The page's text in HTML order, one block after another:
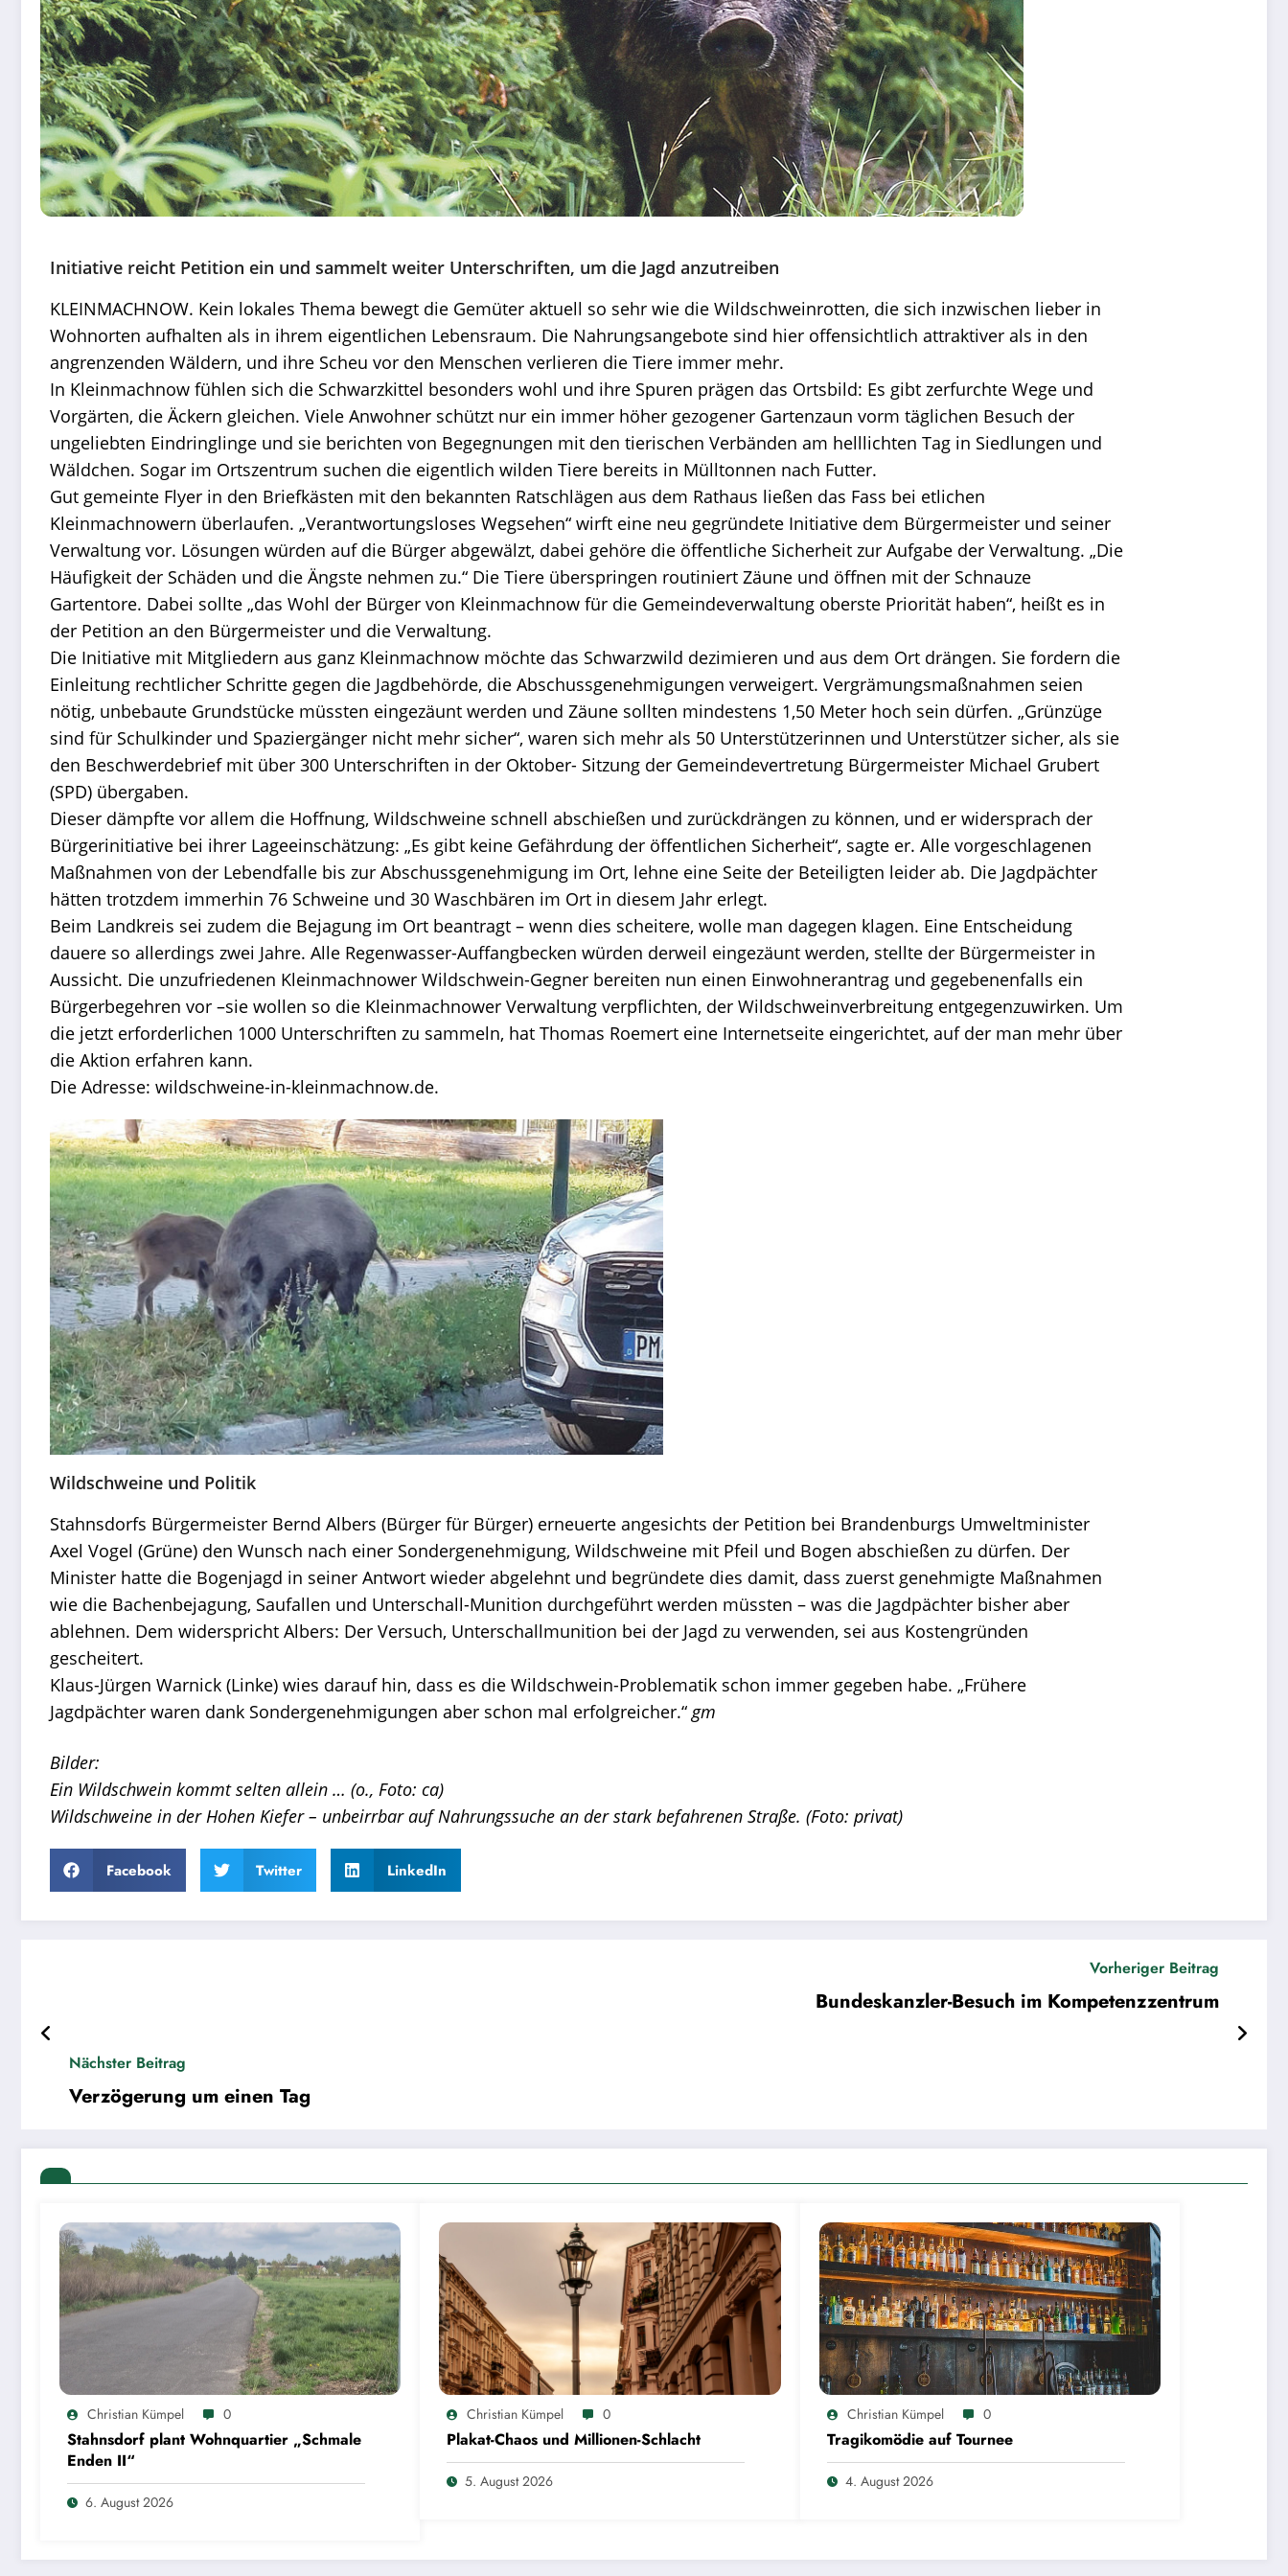
Initiative reicht Petition ein und sammelt weiter Unterschriften, um die Jagd anzutreiben
KLEINMACHNOW. Kein lokales Thema bewegt die Gemüter aktuell so sehr wie die Wildschweinrotten, die sich inzwischen lieber in
Wohnorten aufhalten als in ihrem eigentlichen Lebensraum. Die Nahrungsangebote sind hier offensichtlich attraktiver als in den
angrenzenden Wäldern, und ihre Scheu vor den Menschen verlieren die Tiere immer mehr.
In Kleinmachnow fühlen sich die Schwarzkittel besonders wohl und ihre Spuren prägen das Ortsbild: Es gibt zerfurchte Wege und
Vorgärten, die Äckern gleichen. Viele Anwohner schützt nur ein immer höher gezogener Gartenzaun vorm täglichen Besuch der
ungeliebten Eindringlinge und sie berichten von Begegnungen mit den tierischen Verbänden am helllichten Tag in Siedlungen und
Wäldchen. Sogar im Ortszentrum suchen die eigentlich wilden Tiere bereits in Mülltonnen nach Futter.
Gut gemeinte Flyer in den Briefkästen mit den bekannten Ratschlägen aus dem Rathaus ließen das Fass bei etlichen
Kleinmachnowern überlaufen. „Verantwortungsloses Wegsehen“ wirft eine neu gegründete Initiative dem Bürgermeister und seiner
Verwaltung vor. Lösungen würden auf die Bürger abgewälzt, dabei gehöre die öffentliche Sicherheit zur Aufgabe der Verwaltung. „Die
Häufigkeit der Schäden und die Ängste nehmen zu.“ Die Tiere überspringen routiniert Zäune und öffnen mit der Schnauze
Gartentore. Dabei sollte „das Wohl der Bürger von Kleinmachnow für die Gemeindeverwaltung oberste Priorität haben“, heißt es in
der Petition an den Bürgermeister und die Verwaltung.
Die Initiative mit Mitgliedern aus ganz Kleinmachnow möchte das Schwarzwild dezimieren und aus dem Ort drängen. Sie fordern die
Einleitung rechtlicher Schritte gegen die Jagdbehörde, die Abschussgenehmigungen verweigert. Vergrämungsmaßnahmen seien
nötig, unbebaute Grundstücke müssten eingezäunt werden und Zäune sollten mindestens 1,50 Meter hoch sein dürfen. „Grünzüge
sind für Schulkinder und Spaziergänger nicht mehr sicher“, waren sich mehr als 50 Unterstützerinnen und Unterstützer sicher, als sie
den Beschwerdebrief mit über 300 Unterschriften in der Oktober- Sitzung der Gemeindevertretung Bürgermeister Michael Grubert
(SPD) übergaben.
Dieser dämpfte vor allem die Hoffnung, Wildschweine schnell abschießen und zurückdrängen zu können, und er widersprach der
Bürgerinitiative bei ihrer Lageeinschätzung: „Es gibt keine Gefährdung der öffentlichen Sicherheit“, sagte er. Alle vorgeschlagenen
Maßnahmen von der Lebendfalle bis zur Abschussgenehmigung im Ort, lehne eine Seite der Beteiligten leider ab. Die Jagdpächter
hätten trotzdem immerhin 76 Schweine und 30 Waschbären im Ort in diesem Jahr erlegt.
Beim Landkreis sei zudem die Bejagung im Ort beantragt – wenn dies scheitere, wolle man dagegen klagen. Eine Entscheidung
dauere so allerdings zwei Jahre. Alle Regenwasser-Auffangbecken würden derweil eingezäunt werden, stellte der Bürgermeister in
Aussicht. Die unzufriedenen Kleinmachnower Wildschwein-Gegner bereiten nun einen Einwohnerantrag und gegebenenfalls ein
Bürgerbegehren vor –sie wollen so die Kleinmachnower Verwaltung verpflichten, der Wildschweinverbreitung entgegenzuwirken. Um
die jetzt erforderlichen 1000 Unterschriften zu sammeln, hat Thomas Roemert eine Internetseite eingerichtet, auf der man mehr über
die Aktion erfahren kann.
Die Adresse: wildschweine-in-kleinmachnow.de.
Wildschweine und Politik
Stahnsdorfs Bürgermeister Bernd Albers (Bürger für Bürger) erneuerte angesichts der Petition bei Brandenburgs Umweltminister
Axel Vogel (Grüne) den Wunsch nach einer Sondergenehmigung, Wildschweine mit Pfeil und Bogen abschießen zu dürfen. Der
Minister hatte die Bogenjagd in seiner Antwort wieder abgelehnt und begründete dies damit, dass zuerst genehmigte Maßnahmen
wie die Bachenbejagung, Saufallen und Unterschall-Munition durchgeführt werden müssten – was die Jagdpächter bisher aber
ablehnen. Dem widerspricht Albers: Der Versuch, Unterschallmunition bei der Jagd zu verwenden, sei aus Kostengründen
gescheitert.
Klaus-Jürgen Warnick (Linke) wies darauf hin, dass es die Wildschwein-Problematik schon immer gegeben habe. „Frühere
Jagdpächter waren dank Sondergenehmigungen aber schon mal erfolgreicher.“gm
Bilder:
Ein Wildschwein kommt selten allein … (o., Foto: ca)
Wildschweine in der Hohen Kiefer – unbeirrbar auf Nahrungssuche an der stark befahrenen Straße. (Foto: privat)
Facebook Twitter LinkedIn
Vorheriger Beitrag
Bundeskanzler-Besuch im Kompetenzzentrum
Nächster Beitrag
Verzögerung um einen Tag
Christian Kümpel 0
Stahnsdorf plant Wohnquartier „Schmale
Enden II“
6. August 2026
Christian Kümpel 0
Plakat-Chaos und Millionen-Schlacht
5. August 2026
Christian Kümpel 0
Tragikomödie auf Tournee
4. August 2026